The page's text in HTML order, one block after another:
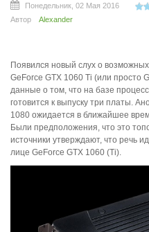
Понедельник, 02 Мая 2016
Автор
Alexander
Появился новый слух о
GeForce GTX 1060 Ti (или просто
данные о том, что на базе
готовится к выпуску три платы.
1080 ожидается в ближайшее
Были предположения, что это
источники утверждают, что речь
лице GeForce GTX 1060 (Ti).